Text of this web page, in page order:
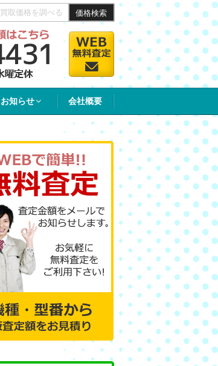
価格検索
お知らせ 会社概要